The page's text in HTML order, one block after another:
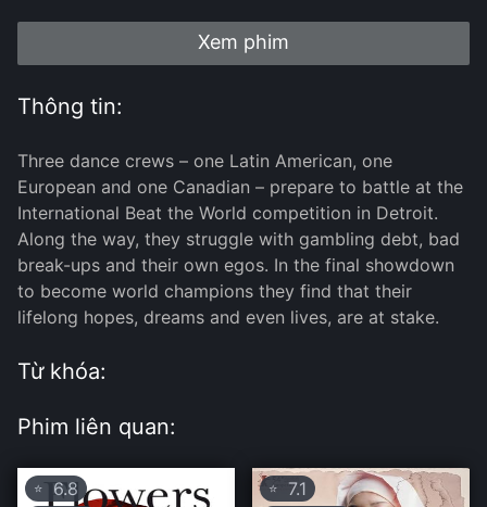
Xem phim
Thông tin:
Three dance crews – one Latin American, one
European and one Canadian – prepare to battle at the
International Beat the World competition in Detroit.
Along the way, they struggle with gambling debt, bad
break-ups and their own egos. In the final showdown
to become world champions they find that their
lifelong hopes, dreams and even lives, are at stake.
Từ khóa:
Phim liên quan:
⭐ 6.8 ⭐ 7.1